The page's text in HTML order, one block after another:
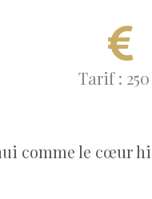
Tarif :
comme le cœur